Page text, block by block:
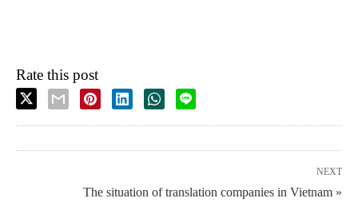
Rate this post
NEXT
The situation of translation companies in Vietnam »